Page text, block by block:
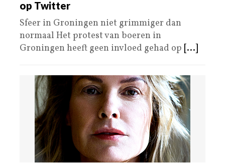
op Twitter
Sfeer in Groningen niet grimmiger dan
normaal Het protest van boeren in
Groningen heeft geen invloed gehad op [...]